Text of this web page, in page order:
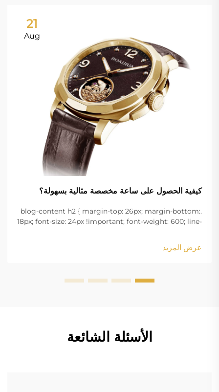
21
Aug
كيفية الحصول على ساعة مخصصة مثالية بسهولة؟
.blog-content h2 { margin-top: 26px; margin-bottom:
18px; font-size: 24px !important; font-weight: 600; line-
margin-bottom: 18px; font-size: 20px !important; font-
w...
عرض المزيد
الأسئلة الشائعة